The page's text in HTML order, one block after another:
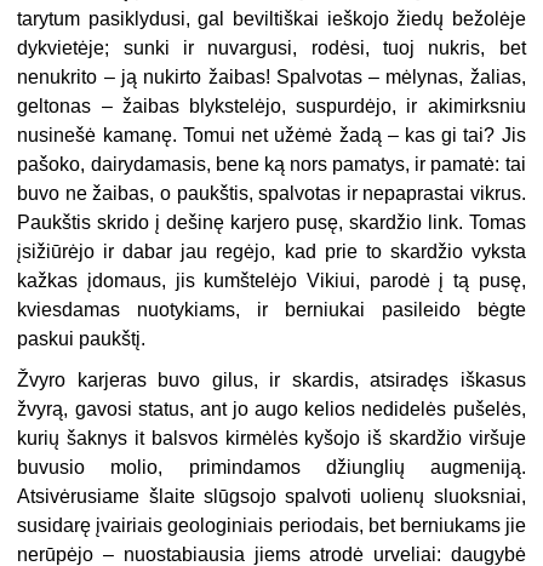
tarytum pasiklydusi, gal beviltiškai ieškojo žiedų bežolėje
dykvietėje; sunki ir nuvargusi, rodėsi, tuoj nukris, bet
nenukrito – ją nukirto žaibas! Spalvotas – mėlynas, žalias,
geltonas – žaibas blykstelėjo, suspurdėjo, ir akimirksniu
nusinešė kamanę. Tomui net užėmė žadą – kas gi tai? Jis
pašoko, dairydamasis, bene ką nors pamatys, ir pamatė: tai
buvo ne žaibas, o paukštis, spalvotas ir nepaprastai vikrus.
Paukštis skrido į dešinę karjero pusę, skardžio link. Tomas
įsižiūrėjo ir dabar jau regėjo, kad prie to skardžio vyksta
kažkas įdomaus, jis kumštelėjo Vikiui, parodė į tą pusę,
kviesdamas nuotykiams, ir berniukai pasileido bėgte
paskui paukštį.
Žvyro karjeras buvo gilus, ir skardis, atsiradęs iškasus
žvyrą, gavosi status, ant jo augo kelios nedidelės pušelės,
kurių šaknys it balsvos kirmėlės kyšojo iš skardžio viršuje
buvusio molio, primindamos džiunglių augmeniją.
Atsivėrusiame šlaite slūgsojo spalvoti uolienų sluoksniai,
susidarę įvairiais geologiniais periodais, bet berniukams jie
nerūpėjo – nuostabiausia jiems atrodė urveliai: daugybė